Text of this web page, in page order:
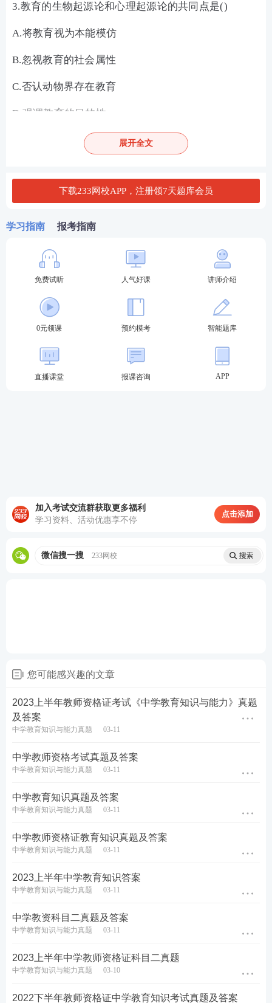
3.教育的生物起源论和心理起源论的共同点是()
A.将教育视为本能模仿
B.忽视教育的社会属性
C.否认动物界存在教育
D.强调教育的目的性
查看答案
4.一个国家教育事业发展的规模和速度归根结底是由
下列哪一因素决定的?()
A.生产力水平
B.政府重视
C.人口数量
D.文化传统
查看答案
C.个体主观能动性
查看答案
B.教育者、受教育者、教育技术
C.教师、学生、教学内容
D.教师、学生、教学计划
查看答案
义务教育课程设置实行()
A.六三分段
C.四二三分段
D.九年一贯
倡“发现学习”的教育家是()
展开全文
下载233网校APP，注册领7天题库会员
学习指南 报考指南
免费试听 人气好课 讲师介绍
0元领课 预约模考 智能题库
直播课堂 报课咨询 APP
加入考试交流群获取更多福利
学习资料、活动优惠享不停
点击添加
微信搜一搜 233网校
您可能感兴趣的文章
2023上半年教师资格证考试《中学教育知识与能力》真题
及答案
中学教育知识与能力真题 03-11
中学教师资格考试真题及答案
中学教育知识与能力真题 03-11
中学教育知识真题及答案
中学教育知识与能力真题 03-11
中学教师资格证教育知识真题及答案
中学教育知识与能力真题 03-11
2023上半年中学教育知识答案
中学教育知识与能力真题 03-11
中学教资科目二真题及答案
中学教育知识与能力真题 03-11
2023上半年中学教师资格证科目二真题
中学教育知识与能力真题 03-10
2022下半年教师资格证中学教育知识考试真题及答案